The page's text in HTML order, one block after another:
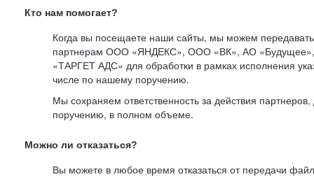
Кто нам помогает?
Когда вы посещаете наши сайты, мы можем
партнерам ООО «ЯНДЕКС», ООО «ВК», АО
«ТАРГЕТ АДС» для обработки в рамках исполнения
числе по нашему поручению.
Мы сохраняем ответственность за действия
поручению, в полном объеме.
Можно ли отказаться?
Вы можете в любое время отказаться от передачи